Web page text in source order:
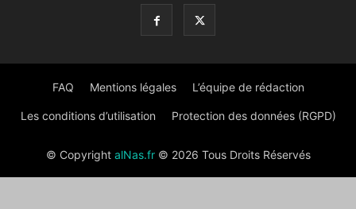
FAQ Mentions légales L’équipe de rédaction
Les conditions d’utilisation Protection des données (RGPD)
© Copyright alNas.fr© 2026 Tous Droits Réservés